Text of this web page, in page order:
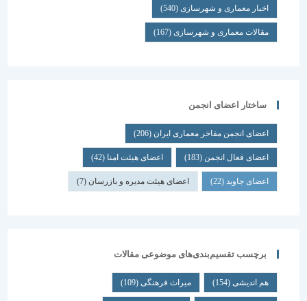
اخبار معماری و شهرسازی(540)
مقالات معماری و شهرسازی(167)
ساختار اعضای انجمن
اعضای انجمن مفاخر معماری ایران (206)
اعضای فعال انجمن(183) اعضای هیئت امنا(42)
اعضای جاوید(22) اعضای هیئت مدیره و بازرسان(7)
برچسب تقسیم‌بندی‌های موضوعی مقالات
هم اندیشی (154) میراث فرهنگی (109)